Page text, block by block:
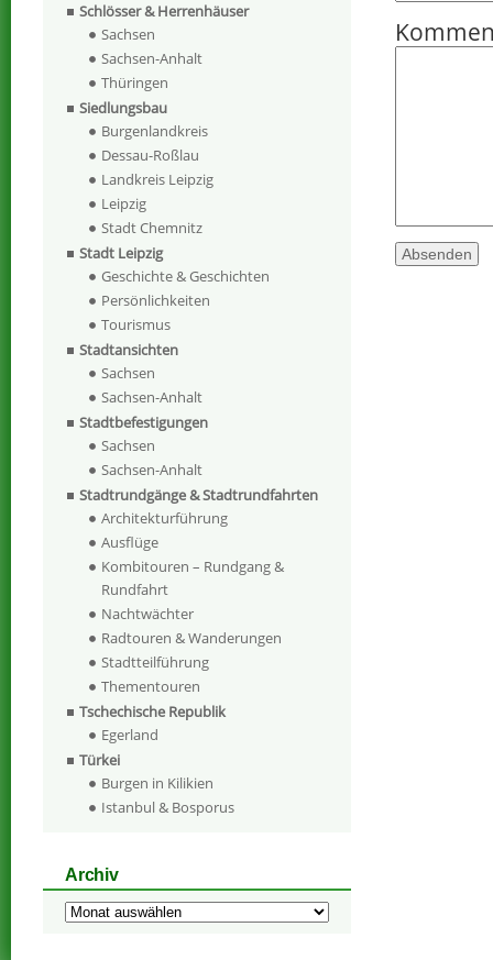
Schlösser & Herrenhäuser
Sachsen
Sachsen-Anhalt
Thüringen
Siedlungsbau
Burgenlandkreis
Dessau-Roßlau
Landkreis Leipzig
Leipzig
Stadt Chemnitz
Stadt Leipzig
Geschichte & Geschichten
Persönlichkeiten
Tourismus
Stadtansichten
Sachsen
Sachsen-Anhalt
Stadtbefestigungen
Sachsen
Sachsen-Anhalt
Stadtrundgänge & Stadtrundfahrten
Architekturführung
Ausflüge
Kombitouren – Rundgang &
Rundfahrt
Nachtwächter
Radtouren & Wanderungen
Stadtteilführung
Thementouren
Tschechische Republik
Egerland
Türkei
Burgen in Kilikien
Istanbul & Bosporus
Archiv
Archiv